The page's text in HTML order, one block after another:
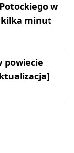
w
kilka minut
powiecie